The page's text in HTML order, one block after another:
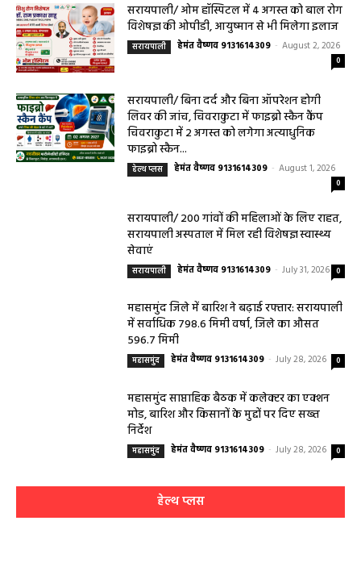
सरायपाली/ ओम हॉस्पिटल में 4 अगस्त को बाल रोग
विशेषज्ञ की ओपीडी, आयुष्मान से भी मिलेगा इलाज
सरायपाली हेमंत वैष्णव 9131614309 - August 2, 2026
0
सरायपाली/ बिना दर्द और बिना ऑपरेशन होगी
लिवर की जांच, चिवराकुटा में फाइब्रो स्कैन कैंप
चिवराकुटा में 2 अगस्त को लगेगा अत्याधुनिक
फाइब्रो स्कैन...
हेल्थ प्लस हेमंत वैष्णव 9131614309 - August 1, 2026
0
सरायपाली/ 200 गांवों की महिलाओं के लिए राहत,
सरायपाली अस्पताल में मिल रही विशेषज्ञ स्वास्थ्य
सेवाएं
सरायपाली हेमंत वैष्णव 9131614309 - July 31, 2026 0
महासमुंद जिले में बारिश ने बढ़ाई रफ्तार: सरायपाली
में सर्वाधिक 798.6 मिमी वर्षा, जिले का औसत
596.7 मिमी
महासमुंद हेमंत वैष्णव 9131614309 - July 28, 2026 0
महासमुंद साप्ताहिक बैठक में कलेक्टर का एक्शन
मोड, बारिश और किसानों के मुद्दों पर दिए सख्त
निर्देश
महासमुंद हेमंत वैष्णव 9131614309 - July 28, 2026 0
हेल्थ प्लस